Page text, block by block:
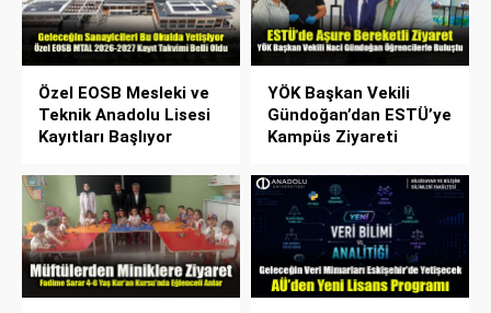
Özel EOSB Mesleki ve
Teknik Anadolu Lisesi
Kayıtları Başlıyor
YÖK Başkan Vekili
Gündoğan’dan ESTÜ’ye
Kampüs Ziyareti